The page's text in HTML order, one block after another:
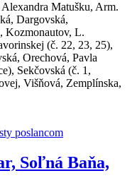
Matušku, Arm.
Dargovská,
Kozmonautov, L.
(č. 22, 23, 25),
Orechová, Pavla
Sekčovská (č. 1,
Višňová, Zemplínska,
poslancom
Soľná Baňa,